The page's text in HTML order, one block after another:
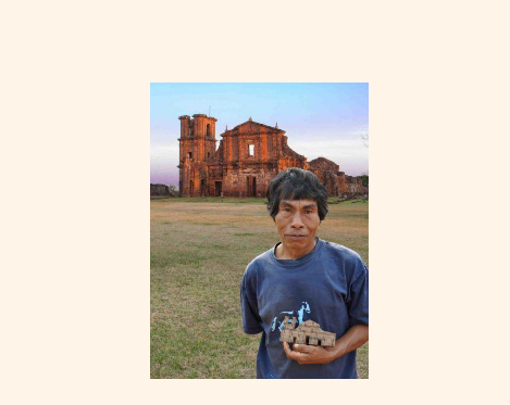
CINEMA GAÚCHO
> APRESENTAÇÃO
> BUSCA AVANÇADA
> LISTA DE FILMES
> FILMOGRAFIAS DE
CINEASTAS
> DISCOGRAFIAS
> BIBLIOGRAFIAS
CONTATO E